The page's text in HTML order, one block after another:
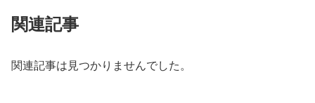
関連記事
関連記事は見つかりませんでした。